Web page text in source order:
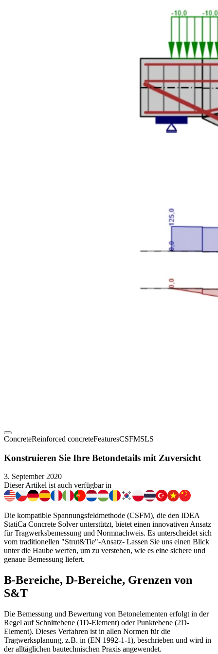
ConcreteReinforced concreteFeaturesCSFMSLS
Konstruieren Sie Ihre Betondetails mit Zuversicht
3. September 2020
Dieser Artikel ist auch verfügbar in
Die kompatible Spannungsfeldmethode (CSFM), die den IDEA
StatiCa Concrete Solver unterstützt, bietet einen innovativen Ansatz
für Tragwerksbemessung und Normnachweis. Es unterscheidet sich
vom traditionellen "Strut&Tie"-Ansatz- Lassen Sie uns einen Blick
unter die Haube werfen, um zu verstehen, wie es eine sichere und
genaue Bemessung liefert.
B-Bereiche, D-Bereiche, Grenzen von
S&T
Die Bemessung und Bewertung von Betonelementen erfolgt in der
Regel auf Schnittebene (1D-Element) oder Punktebene (2D-
Element). Dieses Verfahren ist in allen Normen für die
Tragwerksplanung, z.B. in (EN 1992-1-1), beschrieben und wird in
der alltäglichen bautechnischen Praxis angewendet.